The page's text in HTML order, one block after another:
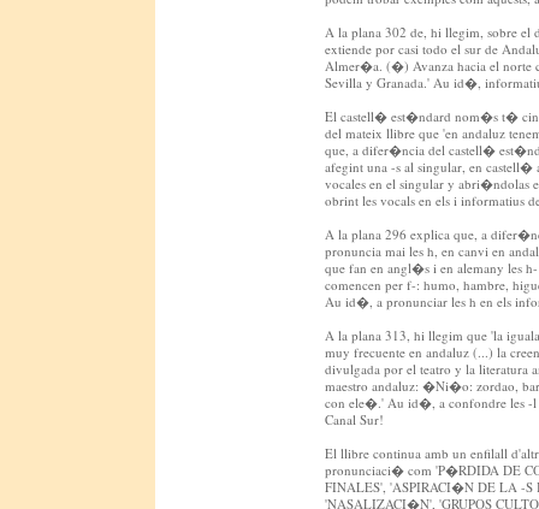
A la plana 302 de, hi llegim, sobre el
extiende por casi todo el sur de
Almer�a. (�) Avanza hacia el norte
Sevilla y Granada.' Au id�,
El castell� est�ndard nom�s t�
del mateix llibre que 'en andaluz
que, a difer�ncia del castell�
afegint una -s al singular, en castell�
vocales en el singular y abri�ndolas
obrint les vocals en els i informatius
A la plana 296 explica que, a
pronuncia mai les h, en canvi en
que fan en angl�s i en alemany les
comencen per f-: humo, hambre,
Au id�, a pronunciar les h en els
A la plana 313, hi llegim que 'la
muy frecuente en andaluz (...) la
divulgada por el teatro y la literatura
maestro andaluz: �Ni�o: zordao,
con ele�.' Au id�, a confondre les -l
Canal Sur!
El llibre continua amb un enfilall
pronunciaci� com 'P�RDIDA DE
FINALES', 'ASPIRACI�N DE LA -S
'NASALIZACI�N', 'GRUPOS